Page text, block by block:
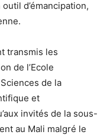
d’émancipation,
transmis les
de l’Ecole
de la
et
invités de la sous-
au Mali malgré le